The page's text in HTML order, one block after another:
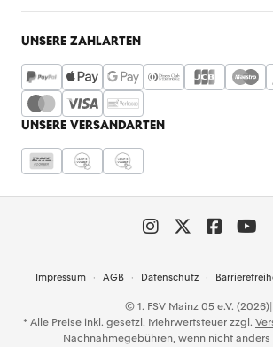
UNSERE ZAHLARTEN
UNSERE VERSANDARTEN
Impressum AGB Datenschutz
© 1. FSV Mainz 05 e.V. (2026)|
* Alle Preise inkl. gesetzl. Mehrwertsteuer zzgl.
Nachnahmegebühren, wenn nicht